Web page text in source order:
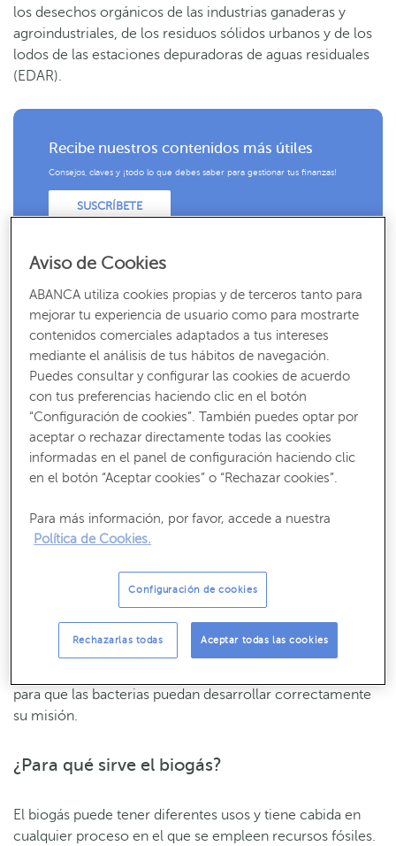
los desechos orgánicos de las industrias ganaderas y
agroindustriales, de los residuos sólidos urbanos y de los
lodos de las estaciones depuradoras de aguas residuales
(EDAR).
Recibe nuestros contenidos más útiles
Consejos, claves y ¡todo lo que debes saber para gestionar tus finanzas!
SUSCRÍBETE
Es decir, se trata de un biocombustible que se obtiene a
través demateria orgánica biodegradable.Además, al
generarse a partir de residuos orgánicos que expulsan
metano, también ayuda areducir notablemente el
calentamiento global.
¿Cómo se produce el biogás?
anaeróbica (en ausencia de oxígeno) o descomposición
de la materia orgánica. Es decir, la basura y los diferentes
de energía renovable.
para que las bacterias puedan desarrollar correctamente
su misión.
¿Para qué sirve el biogás?
El biogás puede tener diferentes usos y tiene cabida en
cualquier proceso en el que se empleen recursos fósiles.
Aviso de Cookies
ABANCA utiliza cookies propias y de terceros tanto para
mejorar tu experiencia de usuario como para mostrarte
contenidos comerciales adaptados a tus intereses
mediante el análisis de tus hábitos de navegación.
Puedes consultar y configurar las cookies de acuerdo
con tus preferencias haciendo clic en el botón
“Configuración de cookies”. También puedes optar por
aceptar o rechazar directamente todas las cookies
informadas en el panel de configuración haciendo clic
en el botón “Aceptar cookies” o “Rechazar cookies”.
Para más información, por favor, accede a nuestra
Política de Cookies.
Configuración de cookies
Rechazarlas todas Aceptar todas las cookies